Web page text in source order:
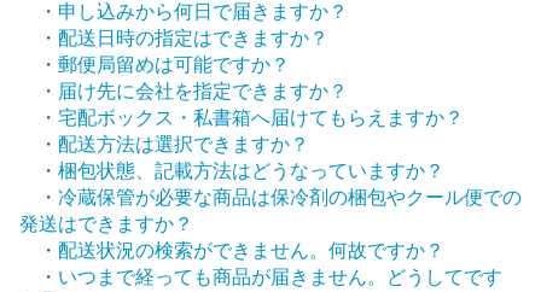
・ 申し込みから何日で届きますか？
・ 配送日時の指定はできますか？
・ 郵便局留めは可能ですか？
・ 届け先に会社を指定できますか？
・ 宅配ボックス・私書箱へ届けてもらえますか？
・ 配送方法は選択できますか？
・ 梱包状態、記載方法はどうなっていますか？
・ 冷蔵保管が必要な商品は保冷剤の梱包やクール便での
発送はできますか？
・ 配送状況の検索ができません。何故ですか？
・ いつまで経っても商品が届きません。どうしてです